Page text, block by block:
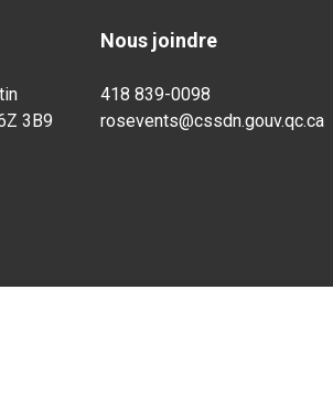
3B9
Nous joindre
418 839-0098
rosevents@cssdn.gouv.qc.ca